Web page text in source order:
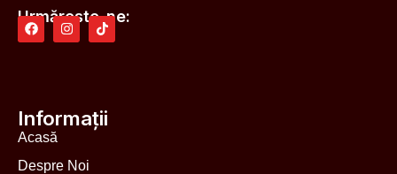
Urmărește-ne:
Informații
Acasă
Despre Noi